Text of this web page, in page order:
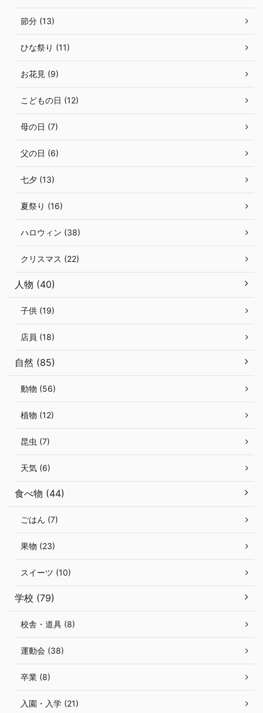
節分 (13)
ひな祭り (11)
お花見 (9)
こどもの日 (12)
母の日 (7)
父の日 (6)
七夕 (13)
夏祭り (16)
ハロウィン (38)
クリスマス (22)
人物 (40)
子供 (19)
店員 (18)
自然 (85)
動物 (56)
植物 (12)
昆虫 (7)
天気 (6)
食べ物 (44)
ごはん (7)
果物 (23)
スイーツ (10)
学校 (79)
校舎・道具 (8)
運動会 (38)
卒業 (8)
入園・入学 (21)